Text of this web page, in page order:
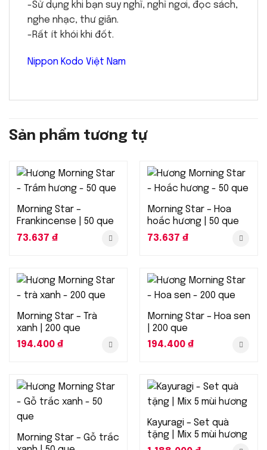
-Sử dụng khi bạn suy nghĩ, nghỉ ngơi, đọc sách,
nghe nhạc, thư giãn.
-Rất ít khói khi đốt.
Nippon Kodo Việt Nam
Sản phẩm tương tự
Morning Star –
Frankincense | 50 que
73.637 ₫
Morning Star – Hoa
hoắc hương | 50 que
73.637 ₫
Morning Star – Trà
xanh | 200 que
194.400 ₫
Morning Star – Hoa sen
| 200 que
194.400 ₫
Morning Star – Gỗ trắc
Kayuragi – Set quà
tặng | Mix 5 mùi hương